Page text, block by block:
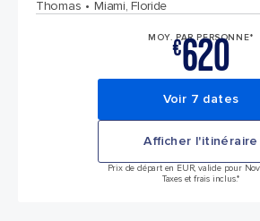
Thomas
Miami, Floride
MOY. PAR PERSONNE*
€620
Voir 7 dates
Afficher l'itinéraire
Prix de départ en EUR, valide pour
Taxes et frais inclus.*